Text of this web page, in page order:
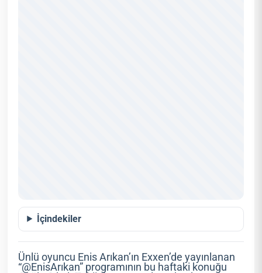
İçindekiler
Ünlü oyuncu Enis Arıkan’ın Exxen’de yayınlanan
“@EnisArıkan” programının bu haftaki konuğu